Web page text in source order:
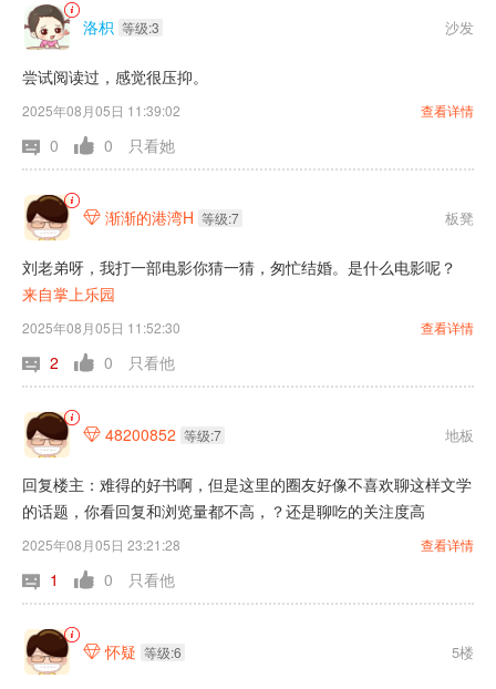
洛枳 等级:3 沙发
尝试阅读过，感觉很压抑。
2025年08月05日 11:39:02 查看详情
0 0 只看她
 渐渐的港湾H 等级:7 板凳
刘老弟呀，我打一部电影你猜一猜，匆忙结婚。是什么电影呢？
来自掌上乐园
2025年08月05日 11:52:30 查看详情
2 0 只看他
 48200852 等级:7 地板
回复楼主：难得的好书啊，但是这里的圈友好像不喜欢聊这样文学
的话题，你看回复和浏览量都不高，？还是聊吃的关注度高
2025年08月05日 23:21:28 查看详情
1 0 只看他
 怀疑 等级:6 5楼